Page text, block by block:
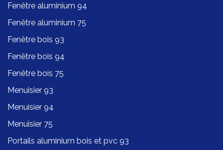
Fenêtre aluminium 94
Fenêtre aluminium 75
Fenêtre bois 93
Fenêtre bois 94
Fenêtre bois 75
Menuisier 93
Menuisier 94
Menuisier 75
Portails aluminium bois et pvc 93